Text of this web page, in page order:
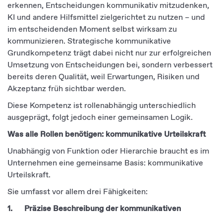
erkennen, Entscheidungen kommunikativ mitzudenken,
KI und andere Hilfsmittel zielgerichtet zu nutzen – und
im entscheidenden Moment selbst wirksam zu
kommunizieren. Strategische kommunikative
Grundkompetenz trägt dabei nicht nur zur erfolgreichen
Umsetzung von Entscheidungen bei, sondern verbessert
bereits deren Qualität, weil Erwartungen, Risiken und
Akzeptanz früh sichtbar werden.
Diese Kompetenz ist rollenabhängig unterschiedlich
ausgeprägt, folgt jedoch einer gemeinsamen Logik.
Was alle Rollen benötigen: kommunikative Urteilskraft
Unabhängig von Funktion oder Hierarchie braucht es im
Unternehmen eine gemeinsame Basis: kommunikative
Urteilskraft.
Sie umfasst vor allem drei Fähigkeiten:
1. Präzise Beschreibung der kommunikativen